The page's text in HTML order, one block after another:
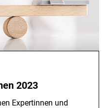
2023
Expertinnen und